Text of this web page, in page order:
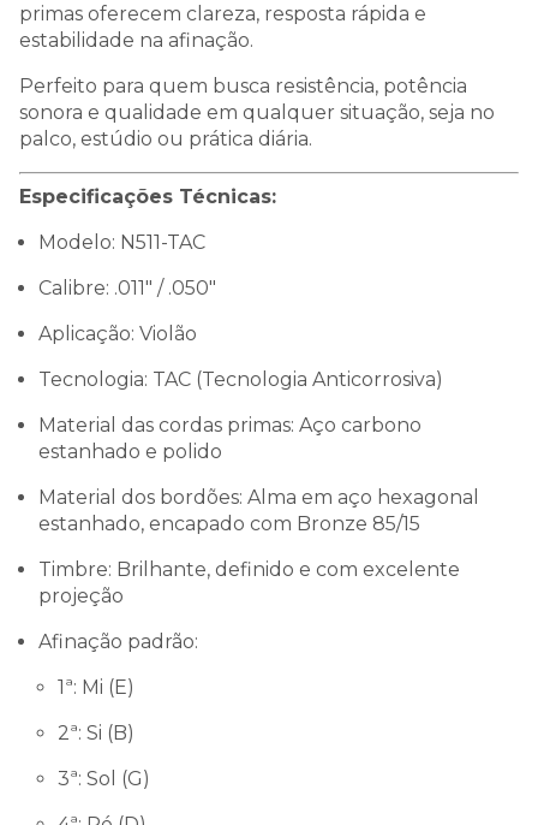
primas oferecem clareza, resposta rápida e
estabilidade na afinação.
Perfeito para quem busca resistência, potência
sonora e qualidade em qualquer situação, seja no
palco, estúdio ou prática diária.
Especificações Técnicas:
Modelo: N511-TAC
Calibre: .011" / .050"
Aplicação: Violão
Tecnologia: TAC (Tecnologia Anticorrosiva)
Material das cordas primas: Aço carbono
estanhado e polido
Material dos bordões: Alma em aço hexagonal
estanhado, encapado com Bronze 85/15
Timbre: Brilhante, definido e com excelente
projeção
Afinação padrão:
1ª: Mi (E)
2ª: Si (B)
3ª: Sol (G)